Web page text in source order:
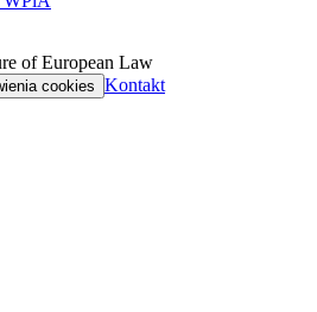
of European Law
cookies Kontakt